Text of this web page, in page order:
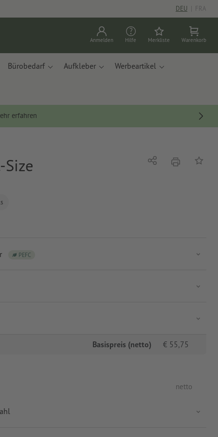
DEU | FRA
Anmelden Hilfe Merkliste Warenkorb
Bürobedarf Aufkleber Werbeartikel
erfahren
Teilen DruckenAuf
PEFC
Basispreis (netto) € 55,75
netto